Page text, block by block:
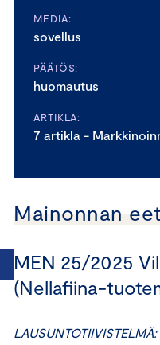
MEDIA:
sovellus
PÄÄTÖS:
huomautus
ARTIKLA:
7 artikla -
Mainonnan
MEN 25/2025
(Nellafiina-